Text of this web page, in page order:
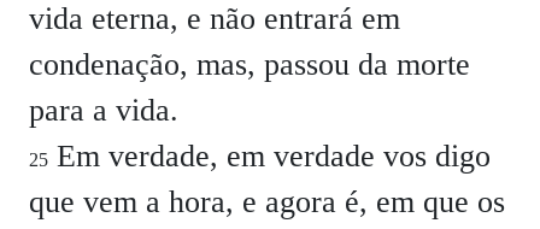
vida eterna, e não entrará em
condenação, mas, passou da morte
para a vida.
25 Em verdade, em verdade vos digo
que vem a hora, e agora é, em que os